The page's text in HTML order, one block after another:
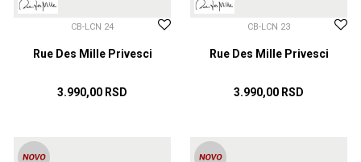
CB-LCN 24
Rue Des Mille Privesci
3.990,00 RSD
CB-LCN 23
Rue Des Mille Privesci
3.990,00 RSD